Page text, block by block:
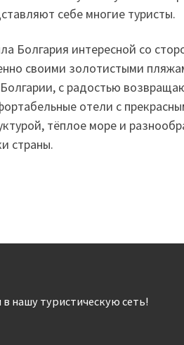
себе многие туристы.
Болгария интересной со
своими золотистыми
с радостью
отели с
тёплое море и
страны.
нашу туристическую сеть!